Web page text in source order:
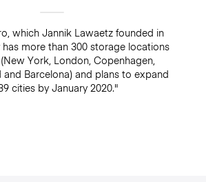
which Jannik Lawaetz founded in
has more than 300 storage locations
York, London, Copenhagen,
and Barcelona) and plans to expand
cities by January 2020."